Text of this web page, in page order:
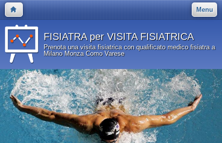
Menu
FISIATRA per VISITA FISIATRICA
Prenota una visita fisiatrica con qualificato medico fisiatra a
Milano Monza Como Varese